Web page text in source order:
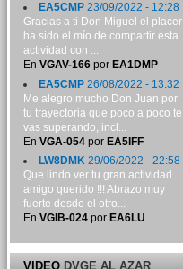
EA5CMP23/09/2022 - 12:28
Gracias a ti Don Miguel el placer
ha sido el mío de compartir esta
actividad con ...
En VGAV-166por EA1DMP
EA5CMP26/08/2022 - 13:32
Me alegro mucho Don Juan por
tu trayectoria que poco a poco te
vas superando, incl...
En VGA-054por EA5IFF
LW8DMK29/06/2022 - 22:58
Que lindo ver tu gran actividad
amigo querido !!! Abrazo muy
fuerte desde el otro...
En VGIB-024por EA6LU
VIDEODVGE AL AZAR